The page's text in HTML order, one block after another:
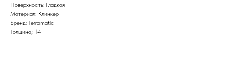
Поверхность: Гладкая
Материал: Клинкер
Бренд: Terramatic
Толщина,: 14